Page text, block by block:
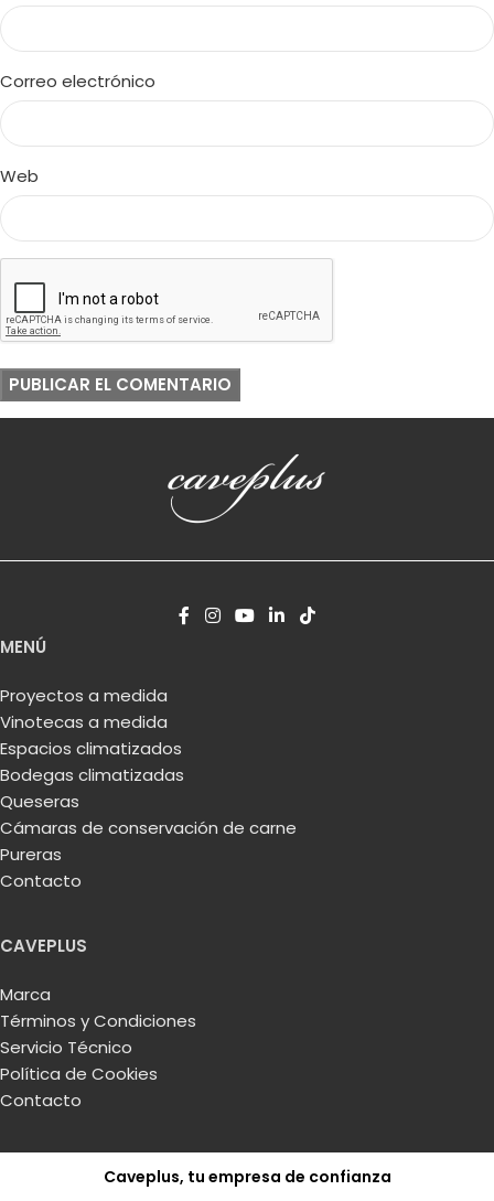
Correo electrónico
Web
MENÚ
Proyectos a medida
Vinotecas a medida
Espacios climatizados
Bodegas climatizadas
Queseras
Cámaras de conservación de carne
Pureras
Contacto
CAVEPLUS
Marca
Términos y Condiciones
Servicio Técnico
Política de Cookies
Contacto
Caveplus, tu empresa de confianza